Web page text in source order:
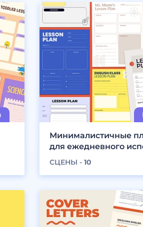
Минималистичные
для ежедневного
СЦЕНЫ -10